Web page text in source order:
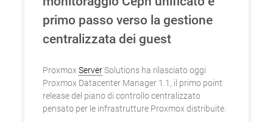
primo passo verso la gestione
centralizzata dei guest
Proxmox ServerSolutions ha rilasciato oggi
Proxmox Datacenter Manager 1.1, il primo point
release del piano di controllo centralizzato
pensato per le infrastrutture Proxmox distribuite.